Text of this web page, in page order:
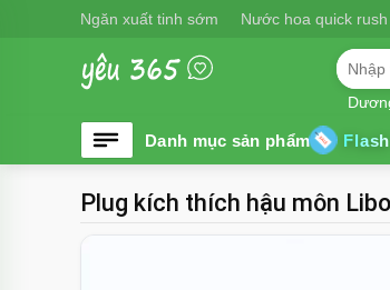
Ngăn xuất tinh sớm Nước hoa quick rush
Plug kích thích hậu môn